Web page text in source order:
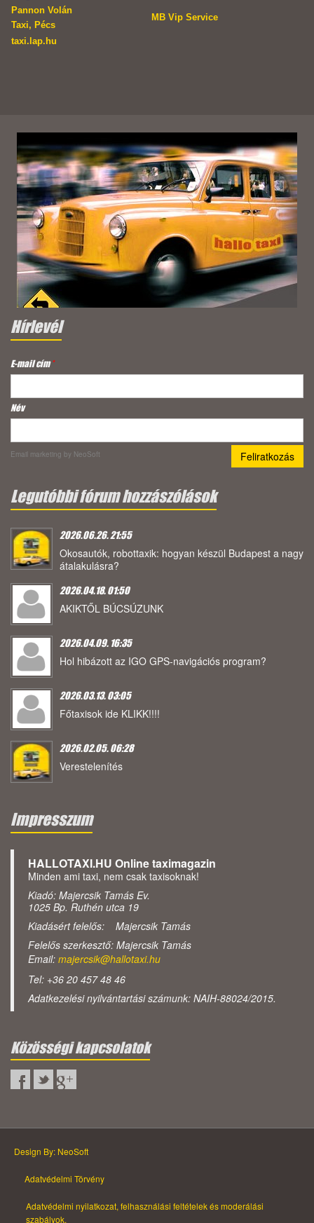
Pannon Volán
Taxi, Pécs
MB Vip Service
taxi.lap.hu
Hírlevél
E-mail cím*
Név
Email marketing by NeoSoft
Legutóbbi fórum hozzászólások
2026.06.26. 21:55
Okosautók, robottaxik: hogyan készül Budapest a nagy
átalakulásra?
2026.04.18. 01:50
AKIKTŐL BÚCSÚZUNK
2026.04.09. 16:35
Hol hibázott az IGO GPS-navigációs program?
2026.03.13. 03:05
Főtaxisok ide KLIKK!!!!
2026.02.05. 06:28
Verestelenítés
Impresszum
HALLOTAXI.HU Online taximagazin
Minden ami taxi, nem csak taxisoknak!
Kiadó: Majercsik Tamás Ev.
1025 Bp. Ruthén utca 19
Kiadásért felelős: Majercsik Tamás
Felelős szerkesztő: Majercsik Tamás
Email: majercsik@hallotaxi.hu
Tel: +36 20 457 48 46
Adatkezelési nyilvántartási számunk: NAIH-88024/2015.
Közösségi kapcsolatok
Design By: NeoSoft
Adatvédelmi Törvény
Adatvédelmi nyilatkozat, felhasználási feltételek és moderálási
szabályok.